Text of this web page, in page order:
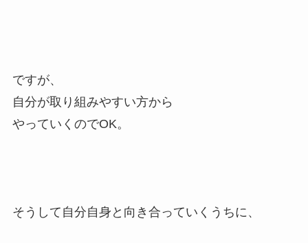
ですが、
自分が取り組みやすい方から
やっていくのでOK。
そうして自分自身と向き合っていくうちに、